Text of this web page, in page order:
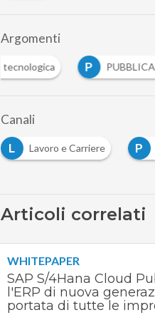
Argomenti
P PUBBLICA
Canali
L
Lavoro e Carriere P
Articoli correlati
WHITEPAPER
SAP S/4Hana Cloud
l'ERP di nuova
portata di tutte le